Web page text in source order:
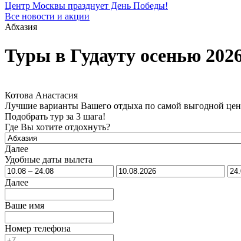
Центр Москвы празднует День Победы!
Все новости и акции
Абхазия
Туры в Гудауту осенью
Котова Анастасия
Лучшие варианты Вашего отдыха по самой выгодной
Подобрать тур за 3 шага!
Где Вы хотите отдохнуть?
Далее
Удобные даты вылета
Далее
Ваше имя
Номер телефона